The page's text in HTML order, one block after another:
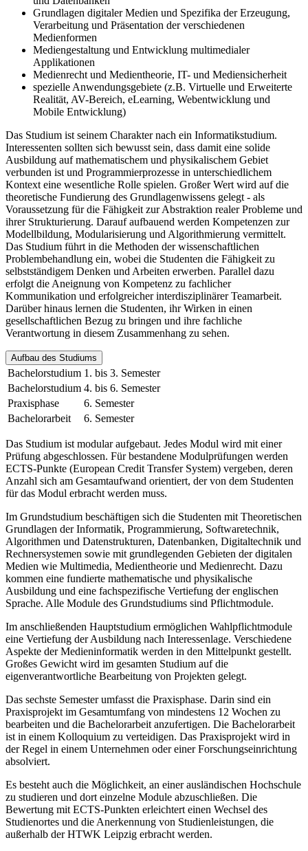
Grundlagen digitaler Medien und Spezifika der Erzeugung,
Verarbeitung und Präsentation der verschiedenen
Medienformen
Mediengestaltung und Entwicklung multimedialer
Applikationen
Medienrecht und Medientheorie, IT- und Mediensicherheit
spezielle Anwendungsgebiete (z.B. Virtuelle und Erweiterte
Realität, AV-Bereich, eLearning, Webentwicklung und
Mobile Entwicklung)
Das Studium ist seinem Charakter nach ein Informatikstudium.
Interessenten sollten sich bewusst sein, dass damit eine solide
Ausbildung auf mathematischem und physikalischem Gebiet
verbunden ist und Programmierprozesse in unterschiedlichem
Kontext eine wesentliche Rolle spielen. Großer Wert wird auf die
theoretische Fundierung des Grundlagenwissens gelegt - als
Voraussetzung für die Fähigkeit zur Abstraktion realer Probleme und
ihrer Strukturierung. Darauf aufbauend werden Kompetenzen zur
Modellbildung, Modularisierung und Algorithmierung vermittelt.
Das Studium führt in die Methoden der wissenschaftlichen
Problembehandlung ein, wobei die Studenten die Fähigkeit zu
selbstständigem Denken und Arbeiten erwerben. Parallel dazu
erfolgt die Aneignung von Kompetenz zu fachlicher
Kommunikation und erfolgreicher interdisziplinärer Teamarbeit.
Darüber hinaus lernen die Studenten, ihr Wirken in einen
gesellschaftlichen Bezug zu bringen und ihre fachliche
Verantwortung in diesem Zusammenhang zu sehen.
Aufbau des Studiums
Bachelorstudium 1. bis 3. Semester
Bachelorstudium 4. bis 6. Semester
Praxisphase
6. Semester
Bachelorarbeit
6. Semester
Das Studium ist modular aufgebaut. Jedes Modul wird mit einer
Prüfung abgeschlossen. Für bestandene Modulprüfungen werden
ECTS-Punkte (European Credit Transfer System) vergeben, deren
Anzahl sich am Gesamtaufwand orientiert, der von dem Studenten
für das Modul erbracht werden muss.
Im Grundstudium beschäftigen sich die Studenten mit Theoretischen
Grundlagen der Informatik, Programmierung, Softwaretechnik,
Algorithmen und Datenstrukturen, Datenbanken, Digitaltechnik und
Rechner­systemen sowie mit grundlegenden Gebieten der digitalen
Medien wie Multimedia, Medientheorie und Medienrecht. Dazu
kommen eine fundierte mathematische und physikalische
Ausbildung und eine fachspezifische Vertiefung der englischen
Sprache. Alle Module des Grundstudiums sind Pflichtmodule.
Im anschließenden Hauptstudium ermöglichen Wahlpflichtmodule
eine Vertiefung der Ausbildung nach Interessenlage. Verschiedene
Aspekte der Medieninformatik werden in den Mittelpunkt gestellt.
Großes Gewicht wird im gesamten Studium auf die
eigenverantwortliche Bearbeitung von Projekten gelegt.
Das sechste Semester umfasst die Praxisphase. Darin sind ein
Praxisprojekt im Gesamtumfang von mindestens 12 Wochen zu
bearbeiten und die Bachelorarbeit anzufertigen. Die Bachelorarbeit
ist in einem Kolloquium zu verteidigen. Das Praxisprojekt wird in
der Regel in einem Unternehmen oder einer Forschungseinrichtung
absolviert.
Es besteht auch die Möglichkeit, an einer ausländischen Hochschule
zu studieren und dort einzelne Module abzuschließen. Die
Bewertung mit ECTS-Punkten erleichtert einen Wechsel des
Studienortes und die Anerkennung von Studienleistungen, die
außerhalb der HTWK Leipzig erbracht werden.